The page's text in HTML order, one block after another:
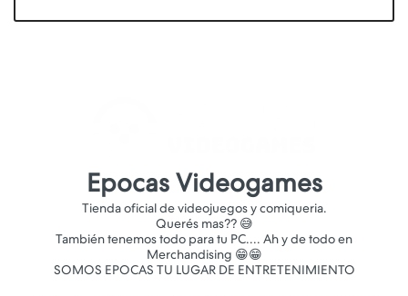
Epocas Videogames
Tienda oficial de videojuegos y comiqueria.
Querés mas?? 😅
También tenemos todo para tu PC.... Ah y de todo en
Merchandising 😁😁